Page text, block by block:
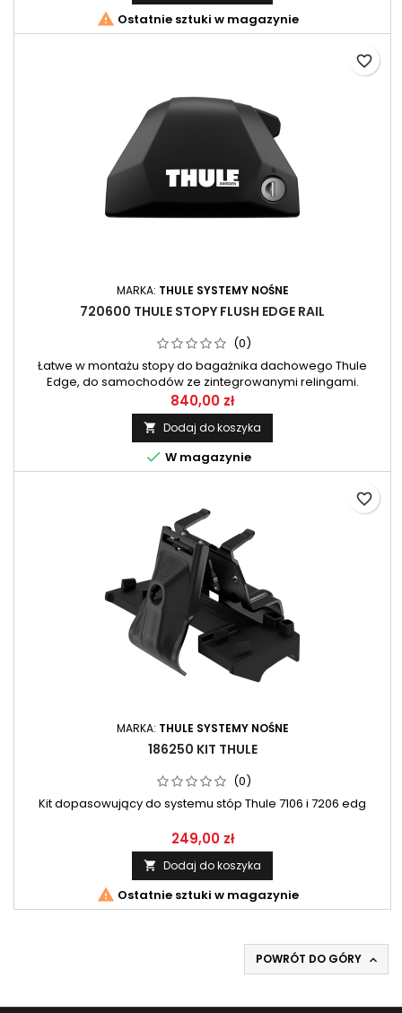
 Ostatnie sztuki w magazynie
MARKA: THULE SYSTEMY NOŚNE
720600 THULE STOPY FLUSH EDGE RAIL
(0)
Łatwe w montażu stopy do bagażnika dachowego Thule
Edge, do samochodów ze zintegrowanymi relingami.
Komplet zawiera 4 szt.
840,00 zł
 Dodaj do koszyka
 W magazynie
favorite_border
MARKA: THULE SYSTEMY NOŚNE
186250 KIT THULE
(0)
Kit dopasowujący do systemu stóp Thule 7106 i 7206 edg
249,00 zł
 Dodaj do koszyka
 Ostatnie sztuki w magazynie
favorite_border
POWRÓT DO GÓRY 